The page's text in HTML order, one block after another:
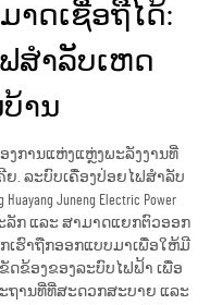
າດເຊື່ອຖືໄດ້:
ສຳລັບເຫດ
ານ
ງການແຫ່ງແຫຼ່ງພະລັງງານທີ່
. ລະບົບເຄື່ອງປ່ອຍໄຟສຳລັບ
Juneng Electric Power
ກະລັກ ແລະ ສາມາດແຍກຕົວອອກ
ເຮົາຖືກອອກແບບມາເພື່ອໃຫ້ມີ
ດຂ້ອງຂອງລະບົບໄຟຟ້າ ເພື່ອ
ຖານທີ່ທີ່ສະດວກສະບາຍ ແລະ